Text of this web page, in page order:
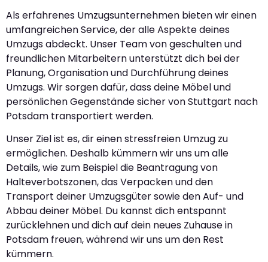
Als erfahrenes Umzugsunternehmen bieten wir einen
umfangreichen Service, der alle Aspekte deines
Umzugs abdeckt. Unser Team von geschulten und
freundlichen Mitarbeitern unterstützt dich bei der
Planung, Organisation und Durchführung deines
Umzugs. Wir sorgen dafür, dass deine Möbel und
persönlichen Gegenstände sicher von Stuttgart nach
Potsdam transportiert werden.
Unser Ziel ist es, dir einen stressfreien Umzug zu
ermöglichen. Deshalb kümmern wir uns um alle
Details, wie zum Beispiel die Beantragung von
Halteverbotszonen, das Verpacken und den
Transport deiner Umzugsgüter sowie den Auf- und
Abbau deiner Möbel. Du kannst dich entspannt
zurücklehnen und dich auf dein neues Zuhause in
Potsdam freuen, während wir uns um den Rest
kümmern.